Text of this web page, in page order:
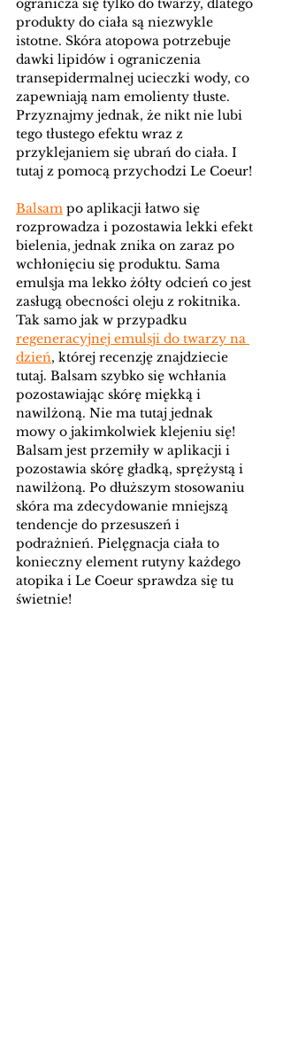
ogranicza się tylko do twarzy, dlatego
produkty do ciała są niezwykle
istotne. Skóra atopowa potrzebuje
dawki lipidów i ograniczenia
transepidermalnej ucieczki wody, co
zapewniają nam emolienty tłuste.
Przyznajmy jednak, że nikt nie lubi
tego tłustego efektu wraz z
przyklejaniem się ubrań do ciała. I
tutaj z pomocą przychodzi Le Coeur!
Balsam po aplikacji łatwo się
rozprowadza i pozostawia lekki efekt
bielenia, jednak znika on zaraz po
wchłonięciu się produktu. Sama
emulsja ma lekko żółty odcień co jest
zasługą obecności oleju z rokitnika.
Tak samo jak w przypadku
regeneracyjnej emulsji do twarzy na
dzień, której recenzję znajdziecie
tutaj. Balsam szybko się wchłania
pozostawiając skórę miękką i
nawilżoną. Nie ma tutaj jednak
mowy o jakimkolwiek klejeniu się!
Balsam jest przemiły w aplikacji i
pozostawia skórę gładką, sprężystą i
nawilżoną. Po dłuższym stosowaniu
skóra ma zdecydowanie mniejszą
tendencje do przesuszeń i
podrażnień. Pielęgnacja ciała to
konieczny element rutyny każdego
atopika i Le Coeur sprawdza się tu
świetnie!